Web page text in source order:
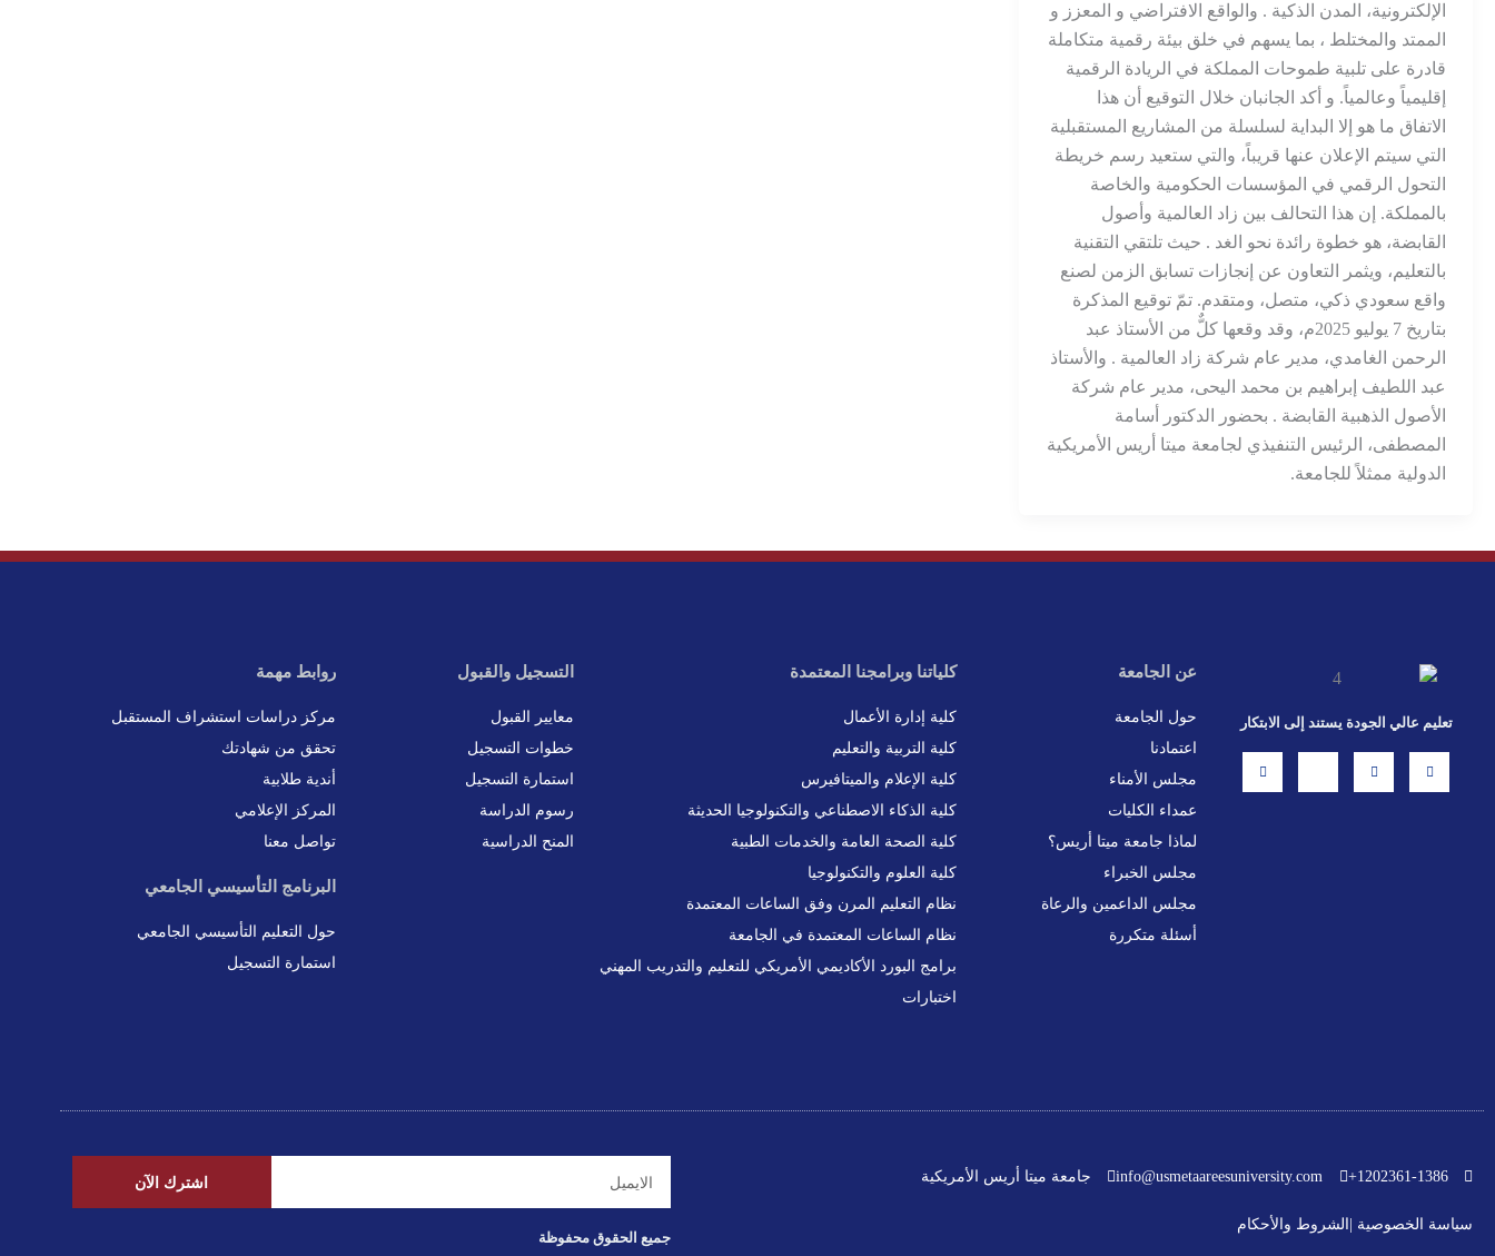
الإلكترونية، المدن الذكية . والواقع الافتراضي و المعزز و
الممتد والمختلط ، بما يسهم في خلق بيئة رقمية متكاملة
قادرة على تلبية طموحات المملكة في الريادة الرقمية
إقليمياً وعالمياً. و أكد الجانبان خلال التوقيع أن هذا
الاتفاق ما هو إلا البداية لسلسلة من المشاريع المستقبلية
التي سيتم الإعلان عنها قريباً، والتي ستعيد رسم خريطة
التحول الرقمي في المؤسسات الحكومية والخاصة
بالمملكة. إن هذا التحالف بين زاد العالمية وأصول
القابضة، هو خطوة رائدة نحو الغد . حيث تلتقي التقنية
بالتعليم، ويثمر التعاون عن إنجازات تسابق الزمن لصنع
واقع سعودي ذكي، متصل، ومتقدم. تمّ توقيع المذكرة
بتاريخ 7 يوليو 2025م، وقد وقعها كلٌّ من الأستاذ عبد
الرحمن الغامدي، مدير عام شركة زاد العالمية . والأستاذ
عبد اللطيف إبراهيم بن محمد اليحى، مدير عام شركة
الأصول الذهبية القابضة . بحضور الدكتور أسامة
المصطفى، الرئيس التنفيذي لجامعة ميتا أريس الأمريكية
الدولية ممثلاً للجامعة.
تعليم عالي الجودة يستند إلى الابتكار
I
n
t
F
a
e
X
w
L
i
k
عن الجامعة
حول الجامعة
اعتمادنا
مجلس الأمناء
عمداء الكليات
لماذا جامعة ميتا أريس؟
مجلس الخبراء
مجلس الداعمين والرعاة
أسئلة متكررة
كلياتنا وبرامجنا المعتمدة
كلية إدارة الأعمال
كلية التربية والتعليم
كلية الإعلام والميتافيرس
كلية الذكاء الاصطناعي والتكنولوجيا الحديثة
كلية الصحة العامة والخدمات الطبية
كلية العلوم والتكنولوجيا
نظام التعليم المرن وفق الساعات المعتمدة
نظام الساعات المعتمدة في الجامعة
برامج البورد الأكاديمي الأمريكي للتعليم والتدريب المهني
اختبارات
التسجيل والقبول
معايير القبول
خطوات التسجيل
استمارة التسجيل
رسوم الدراسة
المنح الدراسية
روابط مهمة
مركز دراسات استشراف المستقبل
تحقق من شهادتك
أندية طلابية
المركز الإعلامي
تواصل معنا
البرنامج التأسيسي الجامعي
حول التعليم التأسيسي الجامعي
استمارة التسجيل
1202361-1386+
info@usmetaareesuniversity.com جامعة ميتا أريس الأمريكية
سياسة الخصوصية | الشروط والأحكام
اشترك الآن
جميع الحقوق محفوظة